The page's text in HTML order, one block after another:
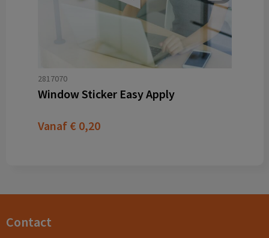
2817070
Window Sticker Easy Apply
Vanaf € 0,20
Contact